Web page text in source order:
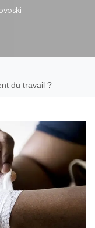
du travail ?